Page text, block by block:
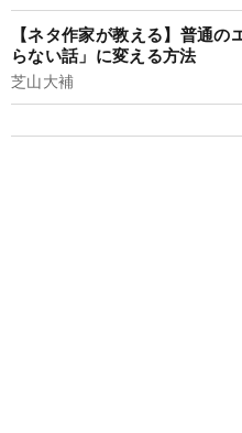
【ネタ作家が教える】普通
らない話」に変える方法
芝山大補